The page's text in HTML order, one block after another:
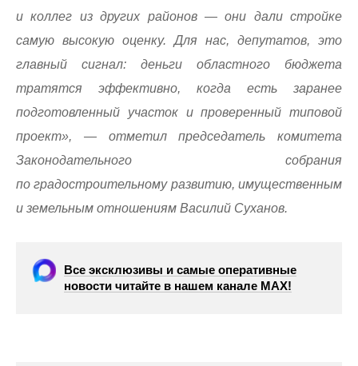
и коллег из других районов — они дали стройке
самую высокую оценку. Для нас, депутатов, это
главный сигнал: деньги областного бюджета
тратятся эффективно, когда есть заранее
подготовленный участок и проверенный типовой
проект», — отметил председатель комитета
Законодательного собрания
по градостроительному развитию, имущественным
и земельным отношениям Василий Суханов.
Все эксклюзивы и самые оперативные
новости читайте в нашем канале МАХ!